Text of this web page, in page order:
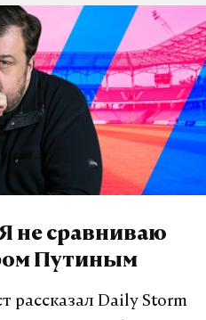
сосредоточены
каких бы то ни было
к 2024 году они реально
и в какой-то степени
пришел главный
Института
исследований
внешней торговли
экономических наук
статья под
рынка труда в
не сравниваю
Путиным
рассказал Daily Storm